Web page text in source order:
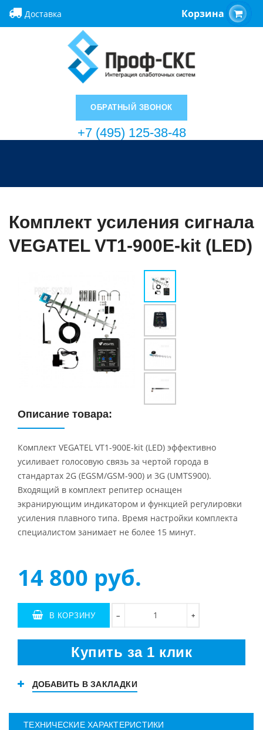
Доставка Корзина
ОБРАТНЫЙ ЗВОНОК
+7 (495) 125-38-48
Комплект усиления сигнала
VEGATEL VT1-900E-kit (LED)
Описание товара:
Комплект VEGATEL VT1-900E-kit (LED) эффективно
усиливает голосовую связь за чертой города в
стандартах 2G (EGSM/GSM-900) и 3G (UMTS900).
Входящий в комплект репитер оснащен
экранирующим индикатором и функцией регулировки
усиления плавного типа. Время настройки комплекта
специалистом занимает не более 15 минут.
14 800 руб.
− +
В КОРЗИНУ
Купить за 1 клик
ДОБАВИТЬ В ЗАКЛАДКИ
ТЕХНИЧЕСКИЕ ХАРАКТЕРИСТИКИ